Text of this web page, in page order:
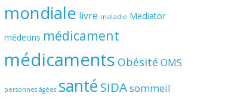
mondiale livre maladie Mediator
médecins médicament
médicaments Obésité OMS
personnes âgées santé SIDAsommeil